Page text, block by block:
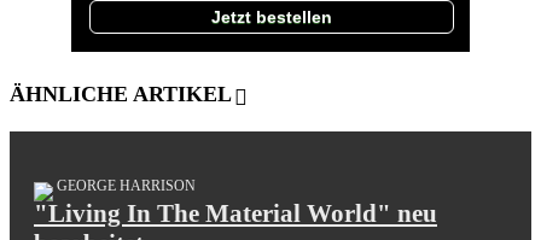
Jetzt bestellen
ÄHNLICHE ARTIKEL
GEORGE HARRISON
"Living In The Material World" neu